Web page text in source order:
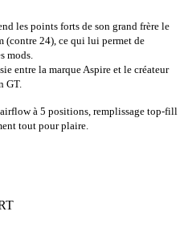
les points forts de son grand frère le
(contre 24), ce qui lui permet de
mods.
entre la marque Aspire et le créateur
GT.
à 5 positions, remplissage top-fill
tout pour plaire.